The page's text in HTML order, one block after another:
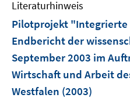
F
n
s
t
e
r
Literaturhinweis
Pilotprojekt
Endbericht der
September 2003 im
Wirtschaft und Arbeit
Westfalen (2003)